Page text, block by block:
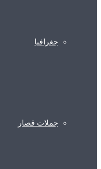
جغرافیا
جملات قصار